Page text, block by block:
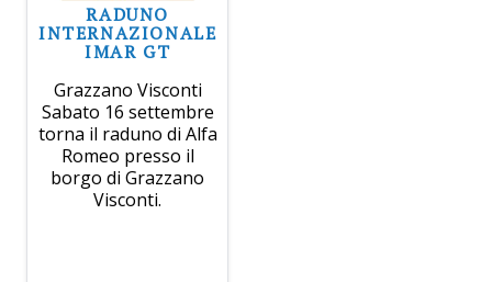
RADUNO
INTERNAZIONALE
IMAR GT
Grazzano Visconti
Sabato 16 settembre
torna il raduno di Alfa
Romeo presso il
borgo di Grazzano
Visconti.